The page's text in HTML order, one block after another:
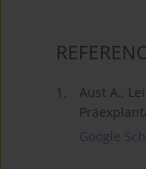
1.
Aust A.,
Google